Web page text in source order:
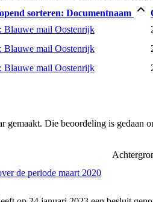
sorteren: Documentnaam
Blauwe mail Oostenrijk
Blauwe mail Oostenrijk
Blauwe mail Oostenrijk
Die beoordeling is
de periode maart 2020